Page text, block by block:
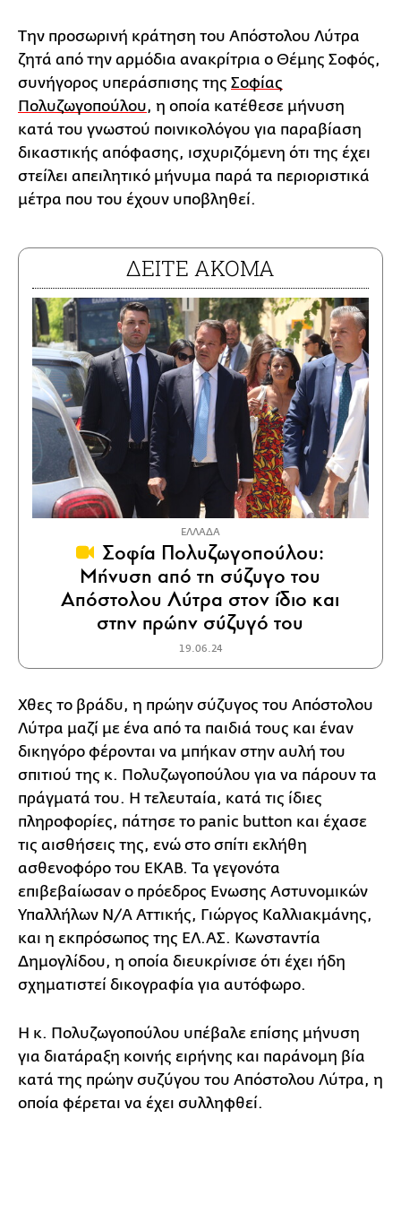
Την προσωρινή κράτηση του Απόστολου Λύτρα
ζητά από την αρμόδια ανακρίτρια ο Θέμης Σοφός,
συνήγορος υπεράσπισης της Σοφίας
Πολυζωγοπούλου, η οποία κατέθεσε μήνυση
κατά του γνωστού ποινικολόγου για παραβίαση
δικαστικής απόφασης, ισχυριζόμενη ότι της έχει
στείλει απειλητικό μήνυμα παρά τα περιοριστικά
μέτρα που του έχουν υποβληθεί.
ΔΕΙΤΕ ΑΚΟΜΑ
ΕΛΛΑΔΑ
Σοφία Πολυζωγοπούλου:
Μήνυση από τη σύζυγο του
Απόστολου Λύτρα στον ίδιο και
στην πρώην σύζυγό του
19.06.24
Χθες το βράδυ, η πρώην σύζυγος του Απόστολου
Λύτρα μαζί με ένα από τα παιδιά τους και έναν
δικηγόρο φέρονται να μπήκαν στην αυλή του
σπιτιού της κ. Πολυζωγοπούλου για να πάρουν τα
πράγματά του. Η τελευταία, κατά τις ίδιες
πληροφορίες, πάτησε το panic button και έχασε
τις αισθήσεις της, ενώ στο σπίτι εκλήθη
ασθενοφόρο του ΕΚΑΒ. Τα γεγονότα
επιβεβαίωσαν ο πρόεδρος Ενωσης Αστυνομικών
Υπαλλήλων Ν/Α Αττικής, Γιώργος Καλλιακμάνης,
και η εκπρόσωπος της ΕΛ.ΑΣ. Κωνσταντία
Δημογλίδου, η οποία διευκρίνισε ότι έχει ήδη
σχηματιστεί δικογραφία για αυτόφωρο.
Η κ. Πολυζωγοπούλου υπέβαλε επίσης μήνυση
για διατάραξη κοινής ειρήνης και παράνομη βία
κατά της πρώην συζύγου του Απόστολου Λύτρα, η
οποία φέρεται να έχει συλληφθεί.